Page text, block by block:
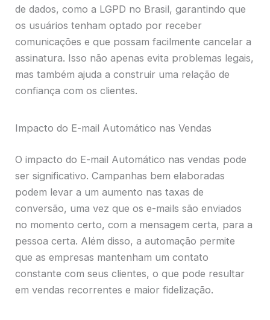
de dados, como a LGPD no Brasil, garantindo que
os usuários tenham optado por receber
comunicações e que possam facilmente cancelar a
assinatura. Isso não apenas evita problemas legais,
mas também ajuda a construir uma relação de
confiança com os clientes.
Impacto do E-mail Automático nas Vendas
O impacto do E-mail Automático nas vendas pode
ser significativo. Campanhas bem elaboradas
podem levar a um aumento nas taxas de
conversão, uma vez que os e-mails são enviados
no momento certo, com a mensagem certa, para a
pessoa certa. Além disso, a automação permite
que as empresas mantenham um contato
constante com seus clientes, o que pode resultar
em vendas recorrentes e maior fidelização.